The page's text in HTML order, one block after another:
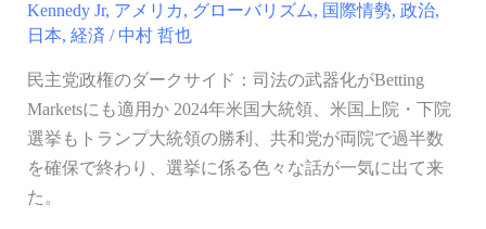
Kennedy Jr, アメリカ, グローバリズム, 国際情勢, 政治,
日本, 経済 / 中村 哲也
民主党政権のダークサイド：司法の武器化がBetting
Marketsにも適用か 2024年米国大統領、米国上院・下院
選挙もトランプ大統領の勝利、共和党が両院で過半数
を確保で終わり、選挙に係る色々な話が一気に出て来
た。
器
が
Betting
Markets
に
も